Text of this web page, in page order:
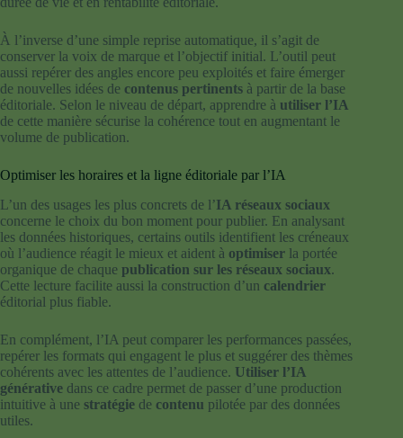
À l’inverse d’une simple reprise automatique, il s’agit de
conserver la voix de marque et l’objectif initial. L’outil peut
aussi repérer des angles encore peu exploités et faire émerger
de nouvelles idées de contenus pertinents à partir de la base
éditoriale. Selon le niveau de départ, apprendre à utiliser l’IA
de cette manière sécurise la cohérence tout en augmentant le
volume de publication.
Optimiser les horaires et la ligne éditoriale par l’IA
L’un des usages les plus concrets de l’IA réseaux sociaux
concerne le choix du bon moment pour publier. En analysant
les données historiques, certains outils identifient les créneaux
où l’audience réagit le mieux et aident à optimiser la portée
organique de chaque publication sur les réseaux sociaux.
Cette lecture facilite aussi la construction d’un calendrier
éditorial plus fiable.
En complément, l’IA peut comparer les performances passées,
repérer les formats qui engagent le plus et suggérer des thèmes
cohérents avec les attentes de l’audience. Utiliser l’IA
générative dans ce cadre permet de passer d’une production
intuitive à une stratégie de contenu pilotée par des données
utiles.